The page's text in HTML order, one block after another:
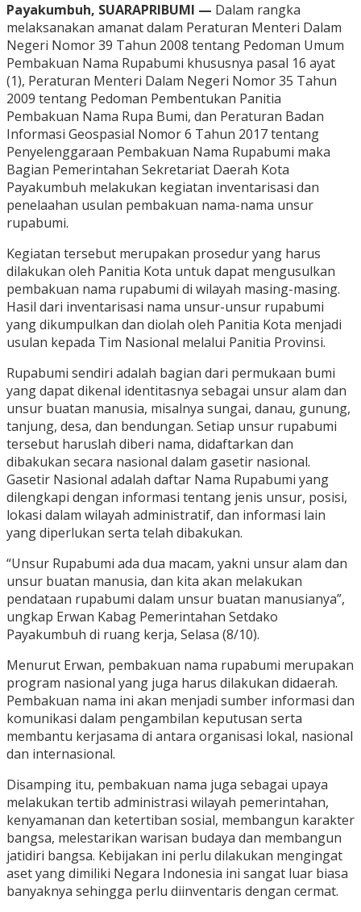
Payakumbuh, SUARAPRIBUMI — Dalam rangka
melaksanakan amanat dalam Peraturan Menteri Dalam
Negeri Nomor 39 Tahun 2008 tentang Pedoman Umum
Pembakuan Nama Rupabumi khususnya pasal 16 ayat
(1), Peraturan Menteri Dalam Negeri Nomor 35 Tahun
2009 tentang Pedoman Pembentukan Panitia
Pembakuan Nama Rupa Bumi, dan Peraturan Badan
Informasi Geospasial Nomor 6 Tahun 2017 tentang
Penyelenggaraan Pembakuan Nama Rupabumi maka
Bagian Pemerintahan Sekretariat Daerah Kota
Payakumbuh melakukan kegiatan inventarisasi dan
penelaahan usulan pembakuan nama-nama unsur
rupabumi.
Kegiatan tersebut merupakan prosedur yang harus
dilakukan oleh Panitia Kota untuk dapat mengusulkan
pembakuan nama rupabumi di wilayah masing-masing.
Hasil dari inventarisasi nama unsur-unsur rupabumi
yang dikumpulkan dan diolah oleh Panitia Kota menjadi
usulan kepada Tim Nasional melalui Panitia Provinsi.
Rupabumi sendiri adalah bagian dari permukaan bumi
yang dapat dikenal identitasnya sebagai unsur alam dan
unsur buatan manusia, misalnya sungai, danau, gunung,
tanjung, desa, dan bendungan. Setiap unsur rupabumi
tersebut haruslah diberi nama, didaftarkan dan
dibakukan secara nasional dalam gasetir nasional.
Gasetir Nasional adalah daftar Nama Rupabumi yang
dilengkapi dengan informasi tentang jenis unsur, posisi,
lokasi dalam wilayah administratif, dan informasi lain
yang diperlukan serta telah dibakukan.
“Unsur Rupabumi ada dua macam, yakni unsur alam dan
unsur buatan manusia, dan kita akan melakukan
pendataan rupabumi dalam unsur buatan manusianya”,
ungkap Erwan Kabag Pemerintahan Setdako
Payakumbuh di ruang kerja, Selasa (8/10).
Menurut Erwan, pembakuan nama rupabumi merupakan
program nasional yang juga harus dilakukan didaerah.
Pembakuan nama ini akan menjadi sumber informasi dan
komunikasi dalam pengambilan keputusan serta
membantu kerjasama di antara organisasi lokal, nasional
dan internasional.
Disamping itu, pembakuan nama juga sebagai upaya
melakukan tertib administrasi wilayah pemerintahan,
kenyamanan dan ketertiban sosial, membangun karakter
bangsa, melestarikan warisan budaya dan membangun
jatidiri bangsa. Kebijakan ini perlu dilakukan mengingat
aset yang dimiliki Negara Indonesia ini sangat luar biasa
banyaknya sehingga perlu diinventaris dengan cermat.